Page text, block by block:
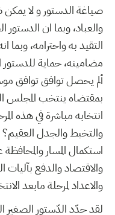
صياغة الدستور و لا يمكن
والعباد، وبما ان
التقيد به واحترامه،
مضامينه، حماية للدستور
ألم يحصل توافق توافق
بمقتضاه ينتخب المجلس
انتخابه مباشرة في هذه
والتخبط والجدل العقيم؟
استكمال المسار
والاقتصاد والدفع بآليات
والاعداد لمرحلة مابعد
لقد حدّد الدّستور الصغير